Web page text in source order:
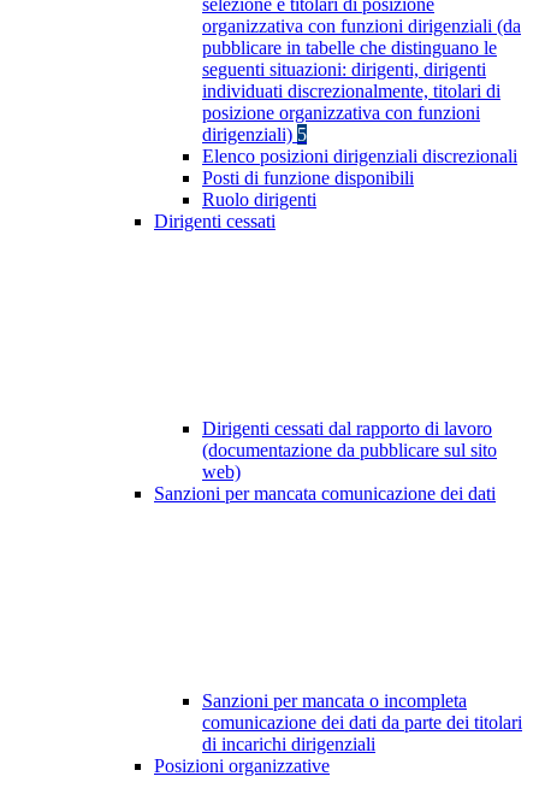
selezione e titolari di posizione
organizzativa con funzioni dirigenziali (da
pubblicare in tabelle che distinguano le
seguenti situazioni: dirigenti, dirigenti
individuati discrezionalmente, titolari di
posizione organizzativa con funzioni
dirigenziali) 5
Elenco posizioni dirigenziali discrezionali
Posti di funzione disponibili
Ruolo dirigenti
Dirigenti cessati
Dirigenti cessati dal rapporto di lavoro
(documentazione da pubblicare sul sito
web)
Sanzioni per mancata comunicazione dei dati
Sanzioni per mancata o incompleta
comunicazione dei dati da parte dei titolari
di incarichi dirigenziali
Posizioni organizzative